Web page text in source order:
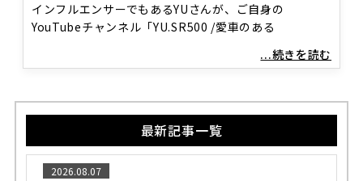
インフルエンサーでもあるYUさんが、ご自身の
YouTubeチャンネル「YU.SR500 /愛車のある
...続きを読む
最新記事一覧
2026.08.07